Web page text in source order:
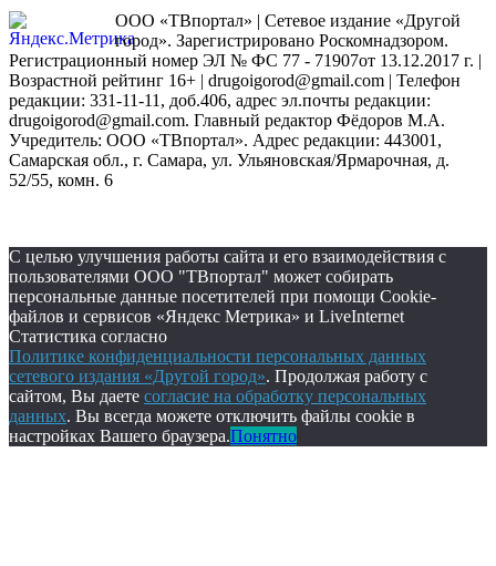
ООО «ТВпортал» | Сетевое издание «Другой
город». Зарегистрировано Роскомнадзором.
Регистрационный номер ЭЛ № ФС 77 - 71907от 13.12.2017 г. |
Возрастной рейтинг 16+ | drugoigorod@gmail.com | Телефон
редакции: 331-11-11, доб.406, адрес эл.почты редакции:
drugoigorod@gmail.com. Главный редактор Фёдоров М.А.
Учредитель: ООО «ТВпортал». Адрес редакции: 443001,
Самарская обл., г. Самара, ул. Ульяновская/Ярмарочная, д.
52/55, комн. 6
С целью улучшения работы сайта и его взаимодействия с
пользователями ООО "ТВпортал" может собирать
персональные данные посетителей при помощи Cookie-
файлов и сервисов «Яндекс Метрика» и LiveInternet
Статистика согласно
Политике конфиденциальности персональных данных
сетевого издания «Другой город». Продолжая работу с
сайтом, Вы даете согласие на обработку персональных
данных. Вы всегда можете отключить файлы cookie в
настройках Вашего браузера.Понятно